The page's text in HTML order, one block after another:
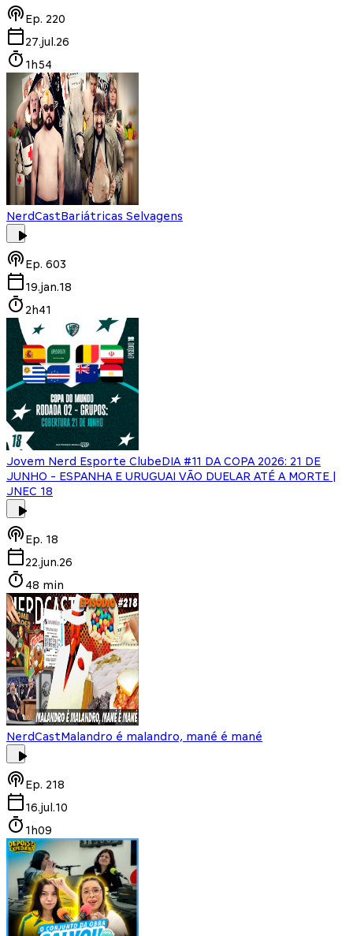
Ep. 220
27.jul.26
1h54
NerdCastBariátricas Selvagens
Ep. 603
19.jan.18
2h41
Jovem Nerd Esporte ClubeDIA #11 DA COPA 2026: 21 DE
JUNHO - ESPANHA E URUGUAI VÃO DUELAR ATÉ A MORTE |
JNEC 18
Ep. 18
22.jun.26
48 min
NerdCastMalandro é malandro, mané é mané
Ep. 218
16.jul.10
1h09